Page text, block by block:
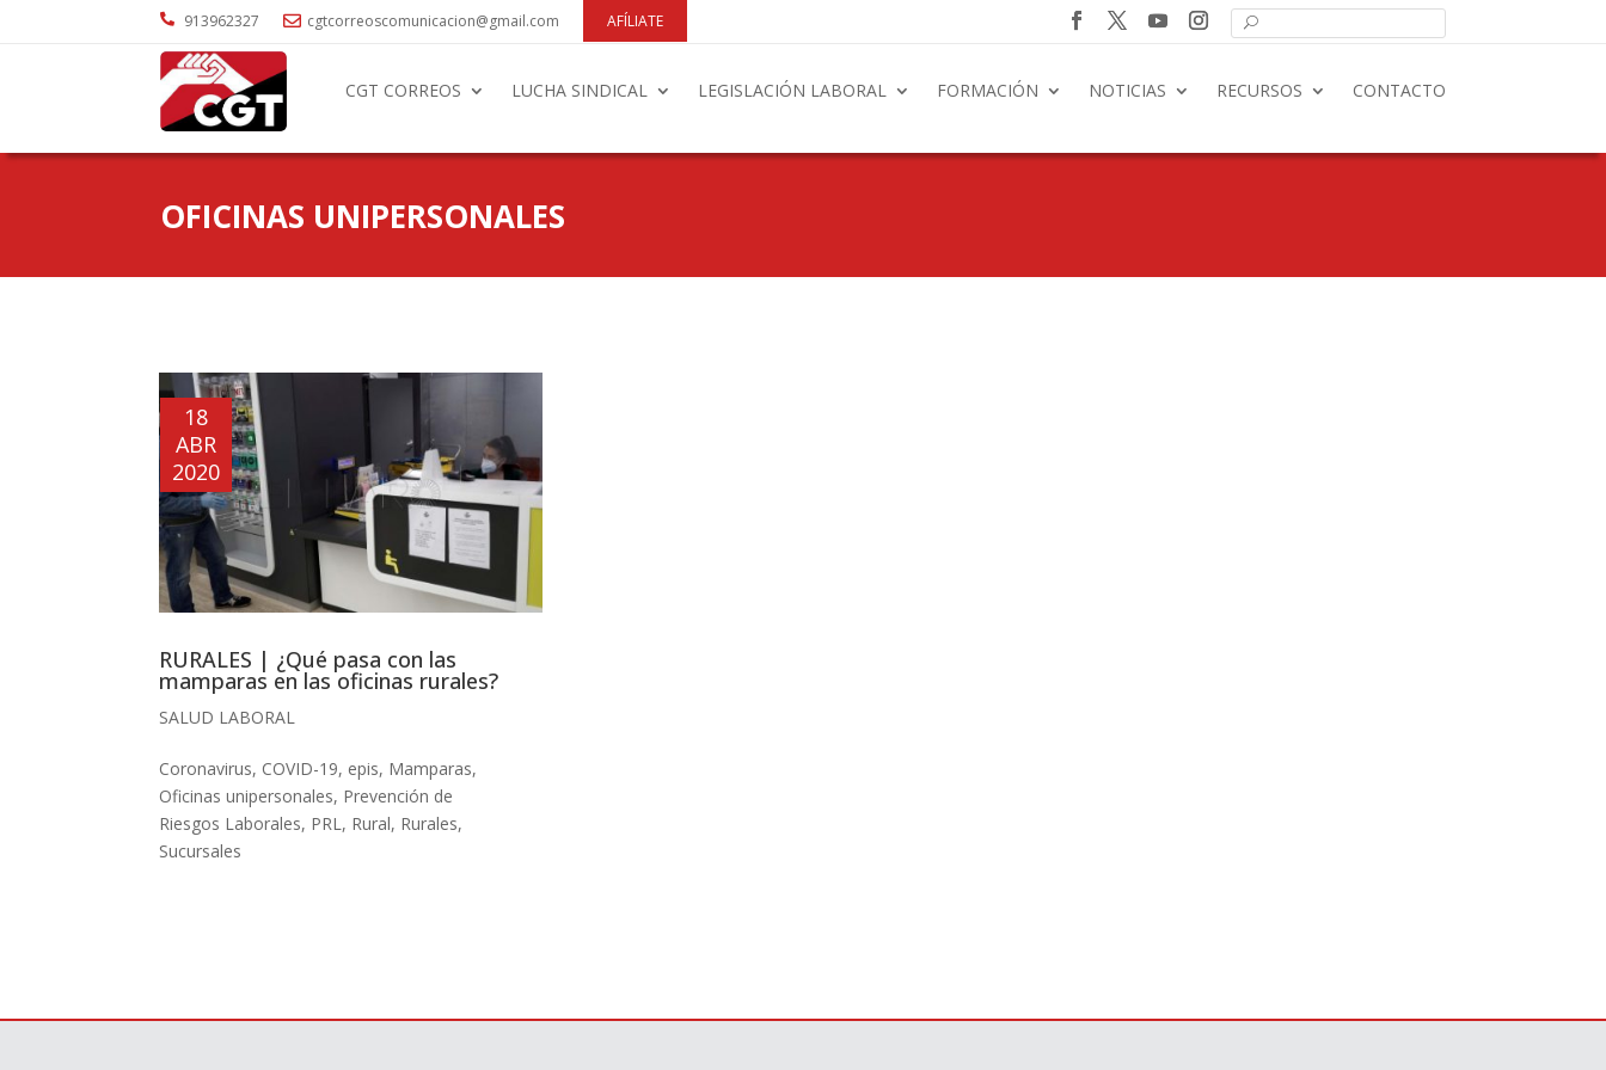
 913962327  cgtcorreoscomunicacion@gmail.com AFÍLIATE
CGT CORREOS LUCHA SINDICAL LEGISLACIÓN LABORAL FORMACIÓN NOTICIAS RECURSOS CONTACTO
OFICINAS UNIPERSONALES
RURALES | ¿Qué pasa con las
mamparas en las oficinas rurales?
18
ABR
2020
SALUD LABORAL
Coronavirus, COVID-19, epis, Mamparas,
Oficinas unipersonales, Prevención de
Riesgos Laborales, PRL , Rural, Rurales,
Sucursales